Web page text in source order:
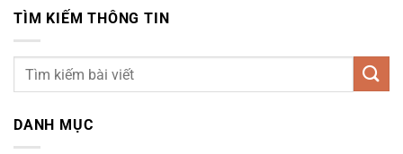
TÌM KIẾM THÔNG TIN
DANH MỤC